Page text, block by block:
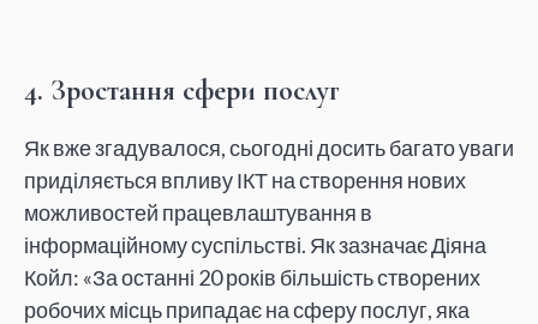
4. Зростання сфери послуг
Як вже згадувалося, сьогодні досить багато уваги
приділяється впливу ІКТ на створення нових
можливостей працевлаштування в
інформаційному суспільстві. Як зазначає Діяна
Койл: «За останні 20 років більшість створених
робочих місць припадає на сферу послуг, яка